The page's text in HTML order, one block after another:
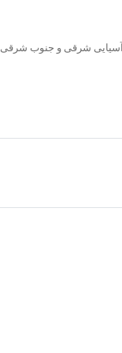
آسیایی شرقی و جنوب شرقی